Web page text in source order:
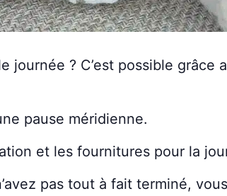
? C’est possible grâce
pause méridienne.
et les fournitures pour la
pas tout à fait terminé,